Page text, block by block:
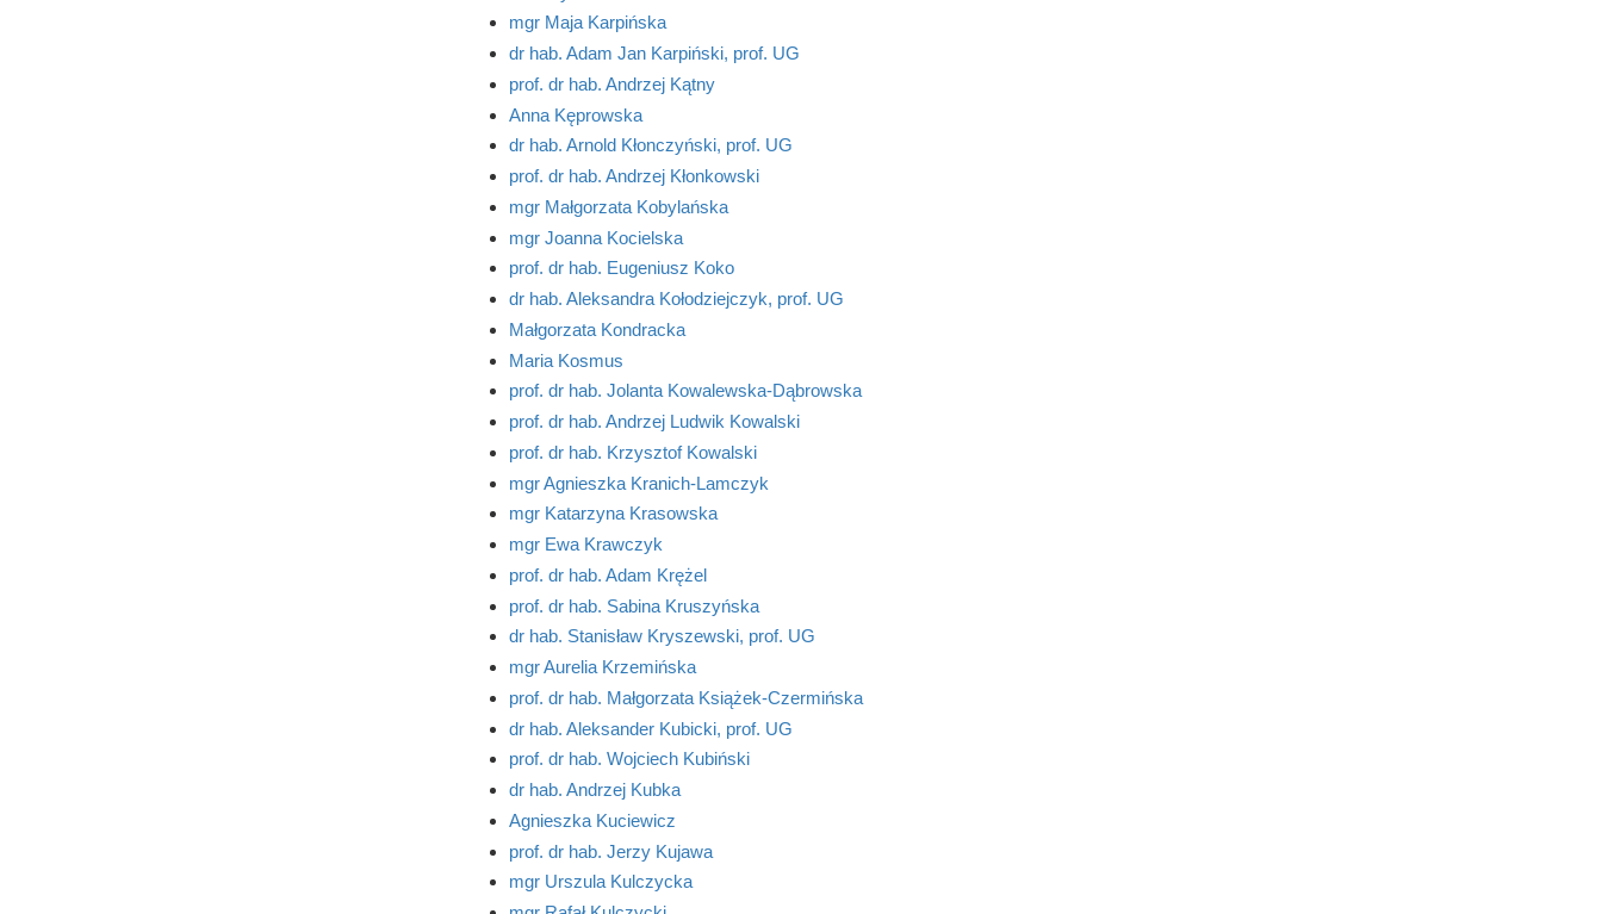
mgr Maja Karpińska
dr hab. Adam Jan Karpiński, prof. UG
prof. dr hab. Andrzej Kątny
Anna Kęprowska
dr hab. Arnold Kłonczyński, prof. UG
prof. dr hab. Andrzej Kłonkowski
mgr Małgorzata Kobylańska
mgr Joanna Kocielska
prof. dr hab. Eugeniusz Koko
dr hab. Aleksandra Kołodziejczyk, prof. UG
Małgorzata Kondracka
Maria Kosmus
prof. dr hab. Jolanta Kowalewska-Dąbrowska
prof. dr hab. Andrzej Ludwik Kowalski
prof. dr hab. Krzysztof Kowalski
mgr Agnieszka Kranich-Lamczyk
mgr Katarzyna Krasowska
mgr Ewa Krawczyk
prof. dr hab. Adam Krężel
prof. dr hab. Sabina Kruszyńska
dr hab. Stanisław Kryszewski, prof. UG
mgr Aurelia Krzemińska
prof. dr hab. Małgorzata Książek-Czermińska
dr hab. Aleksander Kubicki, prof. UG
prof. dr hab. Wojciech Kubiński
dr hab. Andrzej Kubka
Agnieszka Kuciewicz
prof. dr hab. Jerzy Kujawa
mgr Urszula Kulczycka